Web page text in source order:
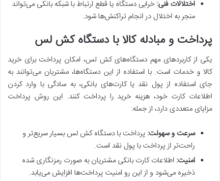
اختلالات فنی: خرابی دستگاه یا قطع ارتباط با شبکه بانکی می‌تواند
منجر به اختلال در انجام تراکنش‌ها شود.
پرداخت و مبادله کالا با دستگاه کش لس
یکی از کاربردهای مهم دستگاه‌های کش لس، امکان پرداخت برای خرید
کالا و خدمات است. با استفاده از این دستگاه‌ها، مشتریان می‌توانند به
جای استفاده از پول نقد یا کارت‌های بانکی، به سادگی با وارد کردن
اطلاعات کارت خود، هزینه خرید را پرداخت کنند. این روش پرداخت
مزایای متعددی دارد، از جمله:
سرعت و سهولت: پرداخت با دستگاه کش لس بسیار سریع‌تر و
راحت‌تر از پرداخت با پول نقد است.
امنیت: اطلاعات کارت بانکی مشتریان به صورت رمزنگاری شده
ذخیره می‌شود و از این رو امنیت پرداخت‌ها افزایش می‌یابد.